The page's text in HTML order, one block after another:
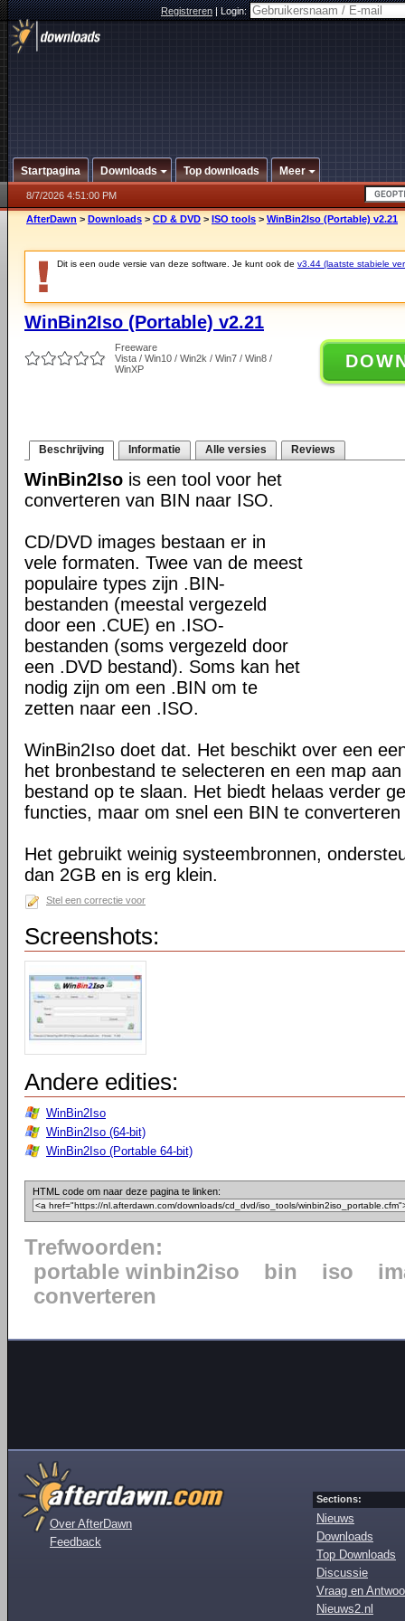
Registreren|Login:
Startpagina Downloads Top downloads Meer
8/7/2026 4:51:00 PM
AfterDawn > Downloads > CD & DVD > ISO tools > WinBin2Iso (Portable) v2.21
Dit is een oude versie van deze software. Je kunt ook de v3.44 (laatste stabiele
WinBin2Iso (Portable) v2.21
Freeware
Vista / Win10 / Win2k / Win7 / Win8 /
WinXP
Beschrijving Informatie Alle versies Reviews
WinBin2Iso is een tool voor het
converteren van BIN naar ISO.
CD/DVD images bestaan er in
vele formaten. Twee van de meest
populaire types zijn .BIN-
bestanden (meestal vergezeld
door een .CUE) en .ISO-
bestanden (soms vergezeld door
een .DVD bestand). Soms kan het
nodig zijn om een .BIN om te
zetten naar een .ISO.
WinBin2Iso doet dat. Het beschikt over een
het bronbestand te selecteren en een map
bestand op te slaan. Het biedt helaas verder
functies, maar om snel een BIN te
Het gebruikt weinig systeembronnen,
dan 2GB en is erg klein.
Stel een correctie voor
Screenshots:
Andere edities:
WinBin2Iso
WinBin2Iso (64-bit)
WinBin2Iso (Portable 64-bit)
HTML code om naar deze pagina te linken:
Trefwoorden:
portable winbin2iso
bin iso
converteren
Over AfterDawn
Feedback
Sections:
Nieuws
Downloads
Top Downloads
Discussie
Vraag en
Nieuws2.nl